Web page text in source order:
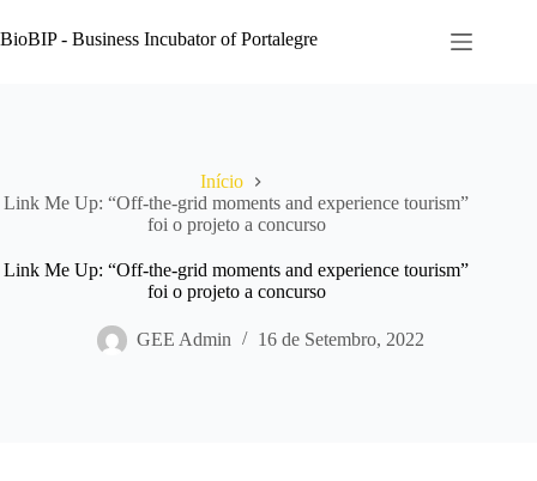
para
o
BioBIP - Business Incubator of Portalegre
Início
Link Me Up: “Off-the-grid moments and experience tourism”
foi o projeto a concurso
Link Me Up: “Off-the-grid moments and experience tourism”
foi o projeto a concurso
GEE Admin 16 de Setembro, 2022